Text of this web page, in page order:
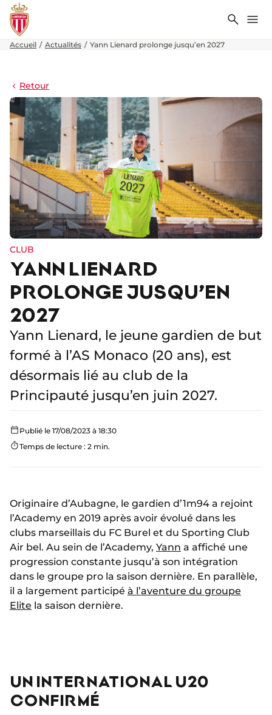
Accueil Actualités Yann Lienard prolonge jusqu’en 2027
Retour
CLUB
YANN LIENARD
PROLONGE JUSQU’EN
2027
Yann Lienard, le jeune gardien de but
formé à l’AS Monaco (20 ans), est
désormais lié au club de la
Principauté jusqu’en juin 2027.
Publié le 17/08/2023 à 18:30
Temps de lecture : 2 min.
Originaire d’Aubagne, le gardien d’1m94 a rejoint
l’Academy en 2019 après avoir évolué dans les
clubs marseillais du FC Burel et du Sporting Club
Air bel. Au sein de l’Academy, Yann a affiché une
progression constante jusqu’à son intégration
dans le groupe pro la saison dernière. En parallèle,
il a largement participé à l’aventure du groupe
Elite la saison dernière.
UN INTERNATIONAL U20
CONFIRMÉ